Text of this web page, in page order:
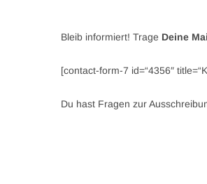
Bleib informiert! Trage Deine
[contact-form-7 id=“4356″
Du hast Fragen zur